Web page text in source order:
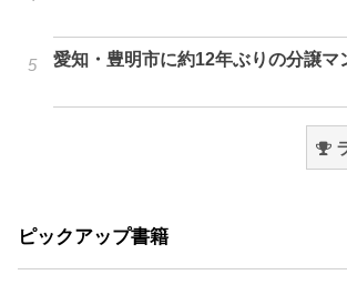
愛知・豊明市に約12年ぶりの分譲マ
ピックアップ書籍